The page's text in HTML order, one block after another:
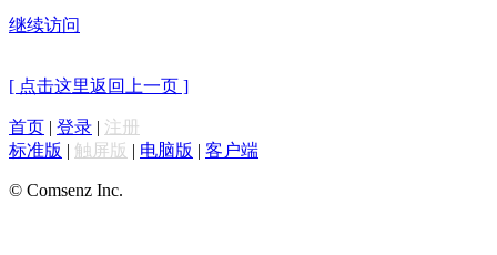
继续访问
[ 点击这里返回上一页 ]
首页 | 登录 | 注册
标准版 | 触屏版 | 电脑版 | 客户端
© Comsenz Inc.